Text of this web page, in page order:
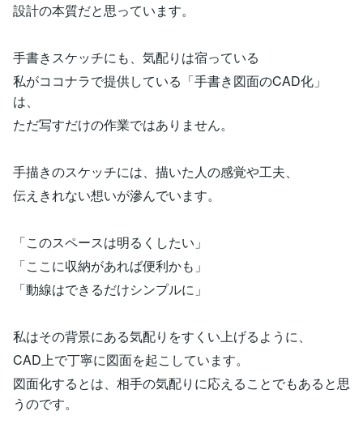
設計の本質だと思っています。
手書きスケッチにも、気配りは宿っている
私がココナラで提供している「手書き図面のCAD化」
は、
ただ写すだけの作業ではありません。
手描きのスケッチには、描いた人の感覚や工夫、
伝えきれない想いが滲んでいます。
「このスペースは明るくしたい」
「ここに収納があれば便利かも」
「動線はできるだけシンプルに」
私はその背景にある気配りをすくい上げるように、
CAD上で丁寧に図面を起こしています。
図面化するとは、相手の気配りに応えることでもあると思
うのです。